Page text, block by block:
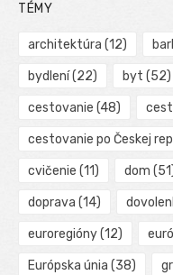
TÉMY
architektúra (12)
bydlení(22) byt (52)
cestovanie (48)
cestovanie po Českej
cvičenie (11) dom
doprava (14)
euroregióny(12)
Európska únia (38)